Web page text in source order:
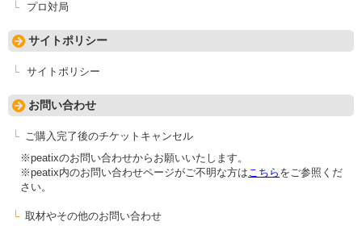
プロ対局
サイトポリシー
サイトポリシー
お問い合わせ
ご購入完了後のチケットキャンセル
※peatixのお問い合わせからお願いいたします。
※peatix内のお問い合わせページがご不明な方はこちら をご参照くだ
さい。
取材やその他のお問い合わせ